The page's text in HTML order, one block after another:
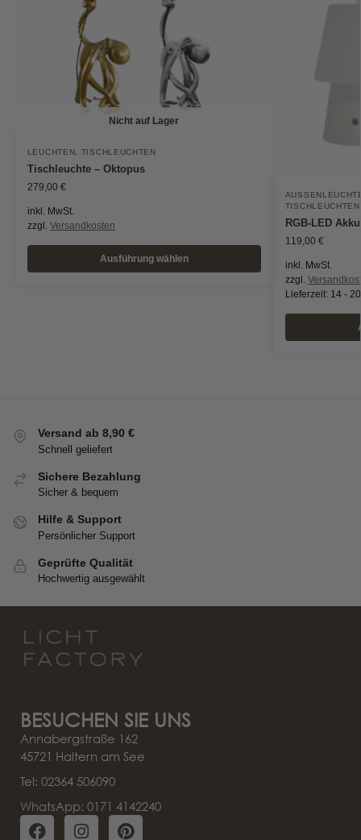
Nicht auf Lager
LEUCHTEN TISCHLEUCHTEN
Tischleuchte – Oktopus
279,00 €
inkl. MwSt.
zzgl. Versandkosten
Ausführung wählen
TISCHLEUCHTEN
RGB-LED
119,00 €
inkl. MwSt.
zzgl.
Lieferzeit: 14 -
Versand ab 8,90 €
Schnell geliefert
Sichere Bezahlung
Sicher & bequem
Hilfe & Support
Persönlicher Support
Geprüfte Qualität
Hochwertig ausgewählt
BESUCHEN SIE UNS
Annabergstraße 162
45721 Haltern am See
Tel: 02364 506090
WhatsApp: 0171 4142240